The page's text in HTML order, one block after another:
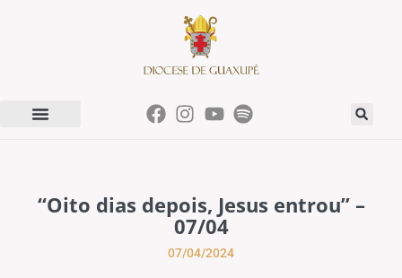
“Oito dias depois, Jesus entrou” –
07/04
07/04/2024